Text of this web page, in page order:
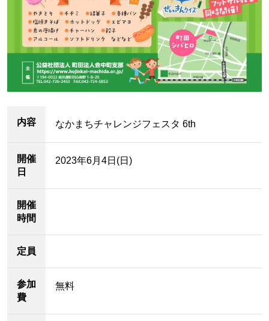
内容 なかまちチャレンジフェスタ 6th
開催
日
2023年6月4日(日)
開催
時間
定員
参加
費
無料